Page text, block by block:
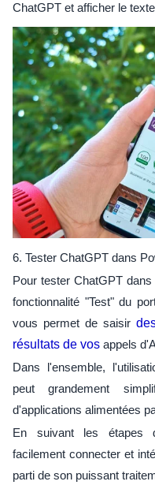
ChatGPT et afficher le
6. Tester ChatGPT dans
Pour tester ChatGPT
fonctionnalité "Test" du
vous permet de saisir
résultats de vos appels
Dans l'ensemble,
peut grandement
d'applications alimentées
En suivant les étapes
facilement connecter et
parti de son puissant